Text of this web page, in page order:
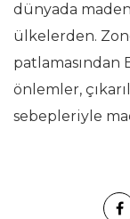
dünyada maden
ülkelerden.
patlamasından
önlemler,
sebepleriyle